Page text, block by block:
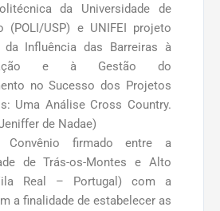
da Universidade de
(POLI/USP) e UNIFEI projeto
Influência das Barreiras à
e à Gestão do
no Sucesso dos Projetos
Uma Análise Cross Country.
de Nadae)
Convênio firmado entre a
de Trás-os-Montes e Alto
Real – Portugal) com a
a finalidade de estabelecer as